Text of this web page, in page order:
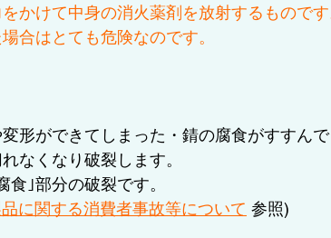
かけて中身の消火薬剤を放射するもので
合はとても危険なのです。
形ができてしまった・錆の腐食がすすん
なくなり破裂します。
｣部分の破裂です。
に関する消費者事故等について 参照)